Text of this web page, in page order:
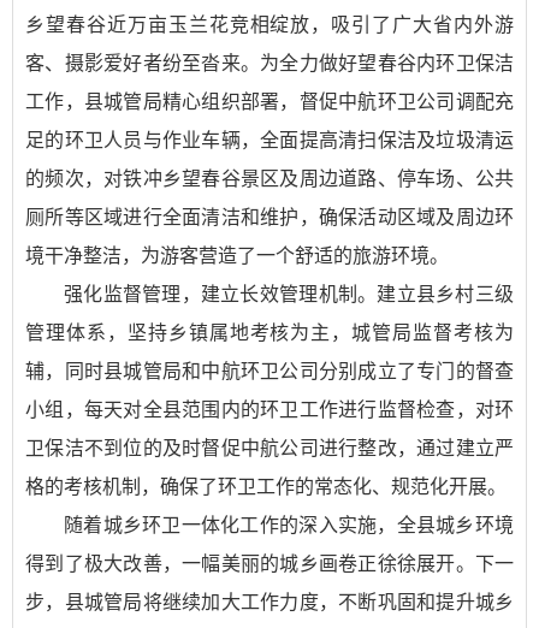
乡望春谷近万亩玉兰花竞相绽放，吸引了广大省内外游
客、摄影爱好者纷至沓来。为全力做好望春谷内环卫保洁
工作，县城管局精心组织部署，督促中航环卫公司调配充
足的环卫人员与作业车辆，全面提高清扫保洁及垃圾清运
的频次，对铁冲乡望春谷景区及周边道路、停车场、公共
厕所等区域进行全面清洁和维护，确保活动区域及周边环
境干净整洁，为游客营造了一个舒适的旅游环境。
强化监督管理，建立长效管理机制。建立县乡村三级
管理体系，坚持乡镇属地考核为主，城管局监督考核为
辅，同时县城管局和中航环卫公司分别成立了专门的督查
小组，每天对全县范围内的环卫工作进行监督检查，对环
卫保洁不到位的及时督促中航公司进行整改，通过建立严
格的考核机制，确保了环卫工作的常态化、规范化开展。
随着城乡环卫一体化工作的深入实施，全县城乡环境
得到了极大改善，一幅美丽的城乡画卷正徐徐展开。下一
步，县城管局将继续加大工作力度，不断巩固和提升城乡